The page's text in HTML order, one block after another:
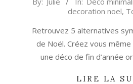
20
decoration noel,
Retrouvez 5 alternatives
de Noël. Créez vous
une déco de fin d’année
LIRE LA